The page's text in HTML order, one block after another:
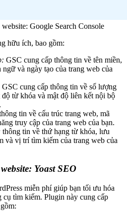
Google Search Console
hữu ích, bao gồm:
GSC cung cấp thông tin về tên miền,
ngữ và ngày tạo của trang web của
GSC cung cấp thông tin về số lượng
từ khóa và mật độ liên kết nội bộ
tin về cấu trúc trang web, mã
truy cập của trang web của bạn.
thông tin về thứ hạng từ khóa, lưu
và vị trí tìm kiếm của trang web của
Yoast SEO
miễn phí giúp bạn tối ưu hóa
cụ tìm kiếm. Plugin này cung cấp